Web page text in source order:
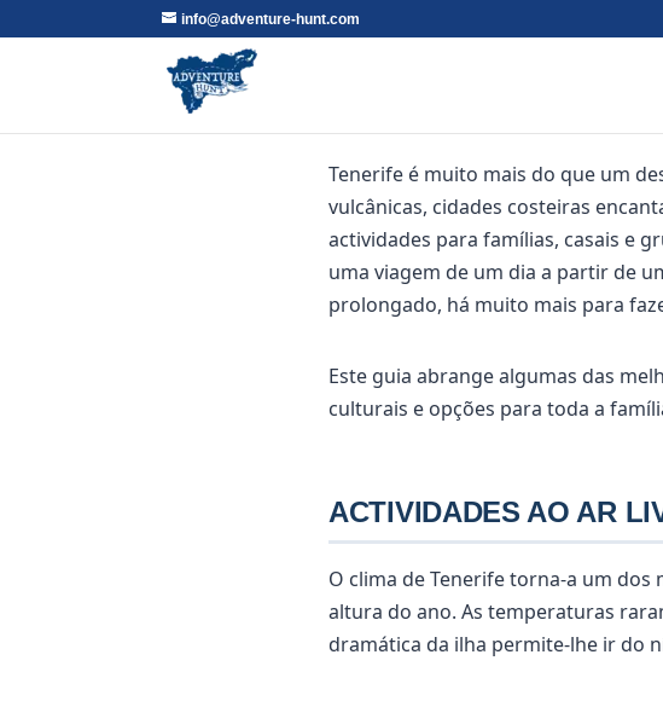
info@adventure-hunt.com
Tenerife é muito mais do que um
vulcânicas, cidades costeiras
actividades para famílias, casais e
uma viagem de um dia a partir de
prolongado, há muito mais para
Este guia abrange algumas das
culturais e opções para toda a
ACTIVIDADES AO AR
O clima de Tenerife torna-a um
altura do ano. As temperaturas
dramática da ilha permite-lhe ir do